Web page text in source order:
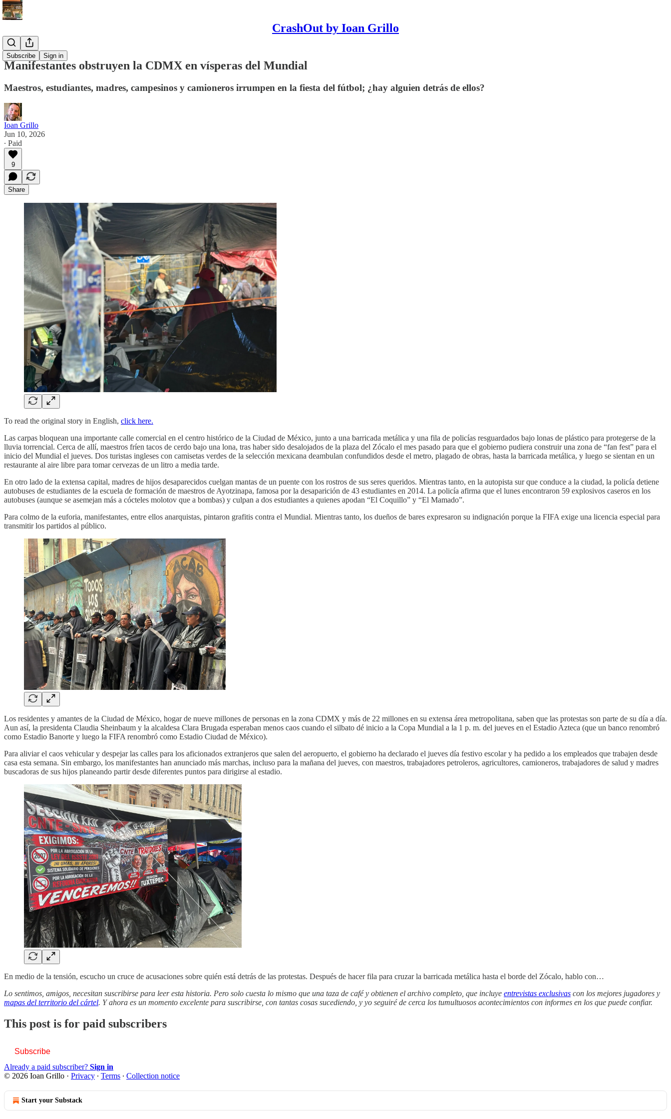
CrashOut by Ioan Grillo
Subscribe Sign in
Español
Manifestantes obstruyen la CDMX en vísperas del Mundial
Maestros, estudiantes, madres, campesinos y camioneros irrumpen en la fiesta del fútbol; ¿hay alguien detrás de ellos?
Ioan Grillo
Jun 10, 2026
∙ Paid
9
Share
To read the original story in English, click here.
Las carpas bloquean una importante calle comercial en el centro histórico de la Ciudad de México, junto a una barricada metálica y una fila de policías resguardados bajo lonas de plástico para protegerse de la
lluvia torrencial. Cerca de allí, maestros fríen tacos de cerdo bajo una lona, ​​tras haber sido desalojados de la plaza del Zócalo el mes pasado para que el gobierno pudiera construir una zona de “fan fest” para el
inicio del Mundial el jueves. Dos turistas ingleses con camisetas verdes de la selección mexicana deambulan confundidos desde el metro, plagado de obras, hasta la barricada metálica, y luego se sientan en un
restaurante al aire libre para tomar cervezas de un litro a media tarde.
En otro lado de la extensa capital, madres de hijos desaparecidos cuelgan mantas de un puente con los rostros de sus seres queridos. Mientras tanto, en la autopista sur que conduce a la ciudad, la policía detiene
autobuses de estudiantes de la escuela de formación de maestros de Ayotzinapa, famosa por la desaparición de 43 estudiantes en 2014. La policía afirma que el lunes encontraron 59 explosivos caseros en los
autobuses (aunque se asemejan más a cócteles molotov que a bombas) y culpan a dos estudiantes a quienes apodan “El Coquillo” y “El Mamado”.
Para colmo de la euforia, manifestantes, entre ellos anarquistas, pintaron grafitis contra el Mundial. Mientras tanto, los dueños de bares expresaron su indignación porque la FIFA exige una licencia especial para
transmitir los partidos al público.
Los residentes y amantes de la Ciudad de México, hogar de nueve millones de personas en la zona CDMX y más de 22 millones en su extensa área metropolitana, saben que las protestas son parte de su día a día.
Aun así, la presidenta Claudia Sheinbaum y la alcaldesa Clara Brugada esperaban menos caos cuando el silbato dé inicio a la Copa Mundial a la 1 p. m. del jueves en el Estadio Azteca (que un banco renombró
como Estadio Banorte y luego la FIFA renombró como Estadio Ciudad de México).
Para aliviar el caos vehicular y despejar las calles para los aficionados extranjeros que salen del aeropuerto, el gobierno ha declarado el jueves día festivo escolar y ha pedido a los empleados que trabajen desde
casa esta semana. Sin embargo, los manifestantes han anunciado más marchas, incluso para la mañana del jueves, con maestros, trabajadores petroleros, agricultores, camioneros, trabajadores de salud y madres
buscadoras de sus hijos planeando partir desde diferentes puntos para dirigirse al estadio.
En medio de la tensión, escucho un cruce de acusaciones sobre quién está detrás de las protestas. Después de hacer fila para cruzar la barricada metálica hasta el borde del Zócalo, hablo con…
Lo sentimos, amigos, necesitan suscribirse para leer esta historia. Pero solo cuesta lo mismo que una taza de café y obtienen el archivo completo, que incluye entrevistas exclusivas con los mejores jugadores y
mapas del territorio del cártel. Y ahora es un momento excelente para suscribirse, con tantas cosas sucediendo, y yo seguiré de cerca los tumultuosos acontecimientos con informes en los que puede confiar.
This post is for paid subscribers
Subscribe
Already a paid subscriber? Sign in
© 2026 Ioan Grillo · Privacy ∙ Terms ∙ Collection notice
Start your Substack